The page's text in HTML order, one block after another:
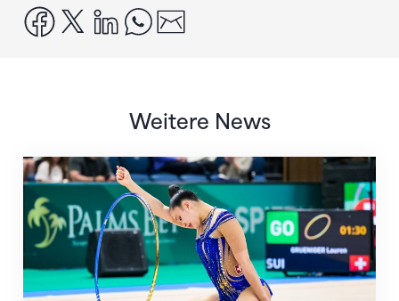
facebook
x linkedinwhatsapp
Weitere News
Nächster Halt: Weltmeisterschaft